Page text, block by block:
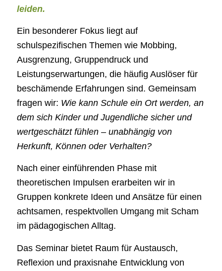
leiden.
Ein besonderer Fokus liegt auf
schulspezifischen Themen wie Mobbing,
Ausgrenzung, Gruppendruck und
Leistungserwartungen, die häufig Auslöser für
beschämende Erfahrungen sind. Gemeinsam
fragen wir: Wie kann Schule ein Ort werden, an
dem sich Kinder und Jugendliche sicher und
wertgeschätzt fühlen – unabhängig von
Herkunft, Können oder Verhalten?
Nach einer einführenden Phase mit
theoretischen Impulsen erarbeiten wir in
Gruppen konkrete Ideen und Ansätze für einen
achtsamen, respektvollen Umgang mit Scham
im pädagogischen Alltag.
Das Seminar bietet Raum für Austausch,
Reflexion und praxisnahe Entwicklung von